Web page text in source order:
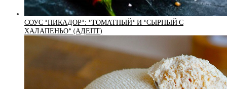
СОУС *ПИКАДОР*: *ТОМАТНЫЙ* И *СЫРНЫЙ С
ХАЛАПЕНЬО* (АДЕПТ)